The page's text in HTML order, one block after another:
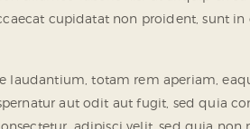
cupidatat non proident, sunt
totam rem aperiam,
aut odit aut fugit, sed quia
adipisci velit, sed quia